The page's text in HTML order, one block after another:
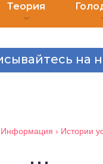
Теория
на
Информация › Истории